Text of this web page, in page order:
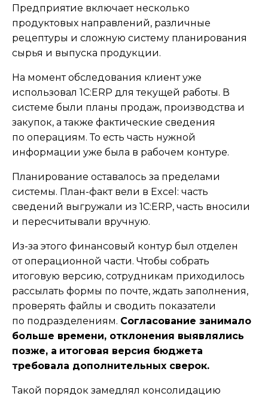
Предприятие включает несколько
продуктовых направлений, различные
рецептуры и сложную систему планирования
сырья и выпуска продукции.
На момент обследования клиент уже
использовал 1С:ERP для текущей работы. В
системе были планы продаж, производства и
закупок, а также фактические сведения
по операциям. То есть часть нужной
информации уже была в рабочем контуре.
Планирование оставалось за пределами
системы. План-факт вели в Excel: часть
сведений выгружали из 1С:ERP, часть вносили
и пересчитывали вручную.
Из-за этого финансовый контур был отделен
от операционной части. Чтобы собрать
итоговую версию, сотрудникам приходилось
рассылать формы по почте, ждать заполнения,
проверять файлы и сводить показатели
по подразделениям. Согласование занимало
больше времени, отклонения выявлялись
позже, а итоговая версия бюджета
требовала дополнительных сверок.
Такой порядок замедлял консолидацию